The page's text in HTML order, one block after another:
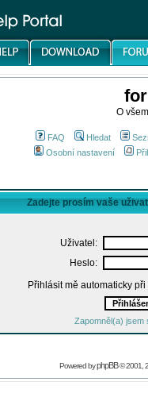
O
FAQ Hledat
Osobní nastavení
Zadejte prosím vaše
Uživatel:
Heslo:
Přihlásit mě automaticky
Zapomněl(a) jsem
Powered byphpBB© 2001,